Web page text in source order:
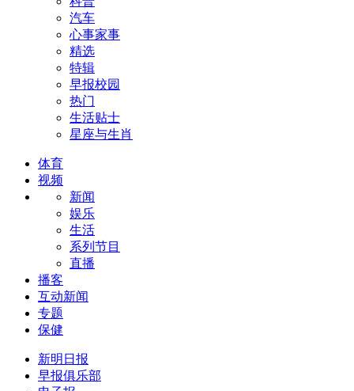
汽车
心事家事
精选
特辑
早报校园
热门
生活贴士
星座与生肖
体育
视频
新闻
娱乐
生活
系列节目
直播
播客
互动新闻
专题
保健
新明日报
早报俱乐部